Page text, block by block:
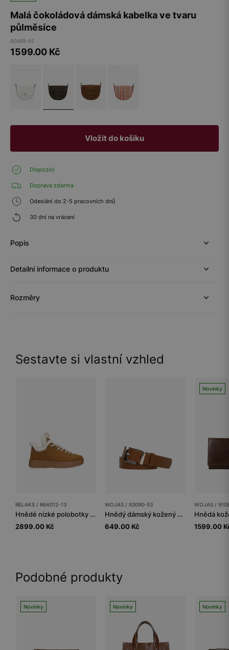
Malá čokoládová dámská kabelka ve tvaru
půlměsíce
80489-62
1599.00 Kč
Vložit do košíku
Dispozici
Doprava zdarma
Odeslání do 2-5 pracovních dnů
30 dní na vrácení
Popis
Detailní informace o produktu
Rozměry
Sestavte si vlastní vzhled
RELAKS / R64012-13
Hnědé nízké polobotky RELAKS
2899.00 Kč
WOJAS / 93090-53
Hnědý dámský kožený pásek s hranatou sponou
649.00 Kč
Novinky
WOJAS /
1599.00
Podobné produkty
Novinky Novinky Novinky